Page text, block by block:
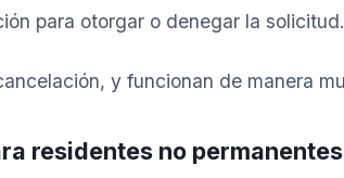
para otorgar o denegar la solicitud.
y funcionan de manera
residentes no